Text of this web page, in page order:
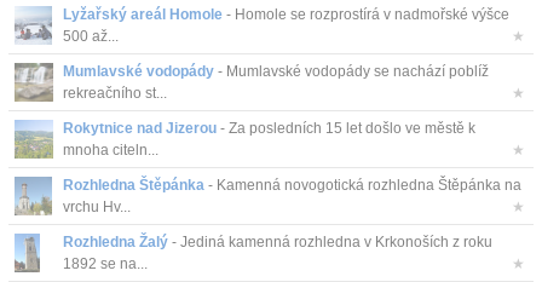
Lyžařský areál Homole - Homole se rozprostírá v nadmořské výšce
500 až...
★
Mumlavské vodopády - Mumlavské vodopády se nachází poblíž
rekreačního st...
★
Rokytnice nad Jizerou - Za posledních 15 let došlo ve městě k
mnoha citeln...
★
Rozhledna Štěpánka - Kamenná novogotická rozhledna Štěpánka na
vrchu Hv...
★
Rozhledna Žalý - Jediná kamenná rozhledna v Krkonoších z roku
1892 se na...
★